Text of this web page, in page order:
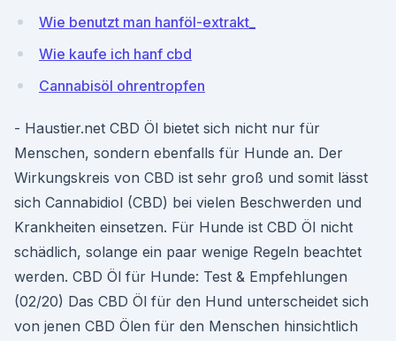
Wie benutzt man hanföl-extrakt_
Wie kaufe ich hanf cbd
Cannabisöl ohrentropfen
- Haustier.net CBD Öl bietet sich nicht nur für
Menschen, sondern ebenfalls für Hunde an. Der
Wirkungskreis von CBD ist sehr groß und somit lässt
sich Cannabidiol (CBD) bei vielen Beschwerden und
Krankheiten einsetzen. Für Hunde ist CBD Öl nicht
schädlich, solange ein paar wenige Regeln beachtet
werden. CBD Öl für Hunde: Test & Empfehlungen
(02/20) Das CBD Öl für den Hund unterscheidet sich
von jenen CBD Ölen für den Menschen hinsichtlich